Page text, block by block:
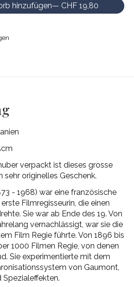
hinzufügen
— CHF 19,80
verpackt ist dieses grosse
sehr originelles Geschenk.
- 1968) war eine französische
Filmregisseurin, die einen
Sie war ab Ende des 19. Von
vernachlässigt, war sie die
Film Regie führte. Von 1896 bis
1000 Filmen Regie, von denen
Sie experimentierte mit dem
von Gaumont,